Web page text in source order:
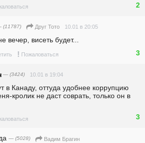
2
(11787) Друг Тото 10.01 в 20:05
вечер, висеть будет...
! Пожаловаться 3
— (3424) 10.01 в 19:04
в Канаду, оттуда удобнее коррупцию
кролик не даст соврать, только он в
3
— (5028)
Вадим Брагин